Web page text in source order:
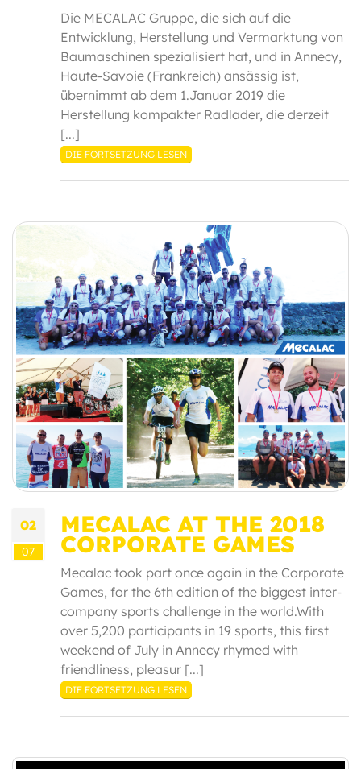
Die MECALAC Gruppe, die sich auf die
Entwicklung, Herstellung und Vermarktung von
Baumaschinen spezialisiert hat, und in Annecy,
Haute-Savoie (Frankreich) ansässig ist,
übernimmt ab dem 1.Januar 2019 die
Herstellung kompakter Radlader, die derzeit
[...]
DIE FORTSETZUNG LESEN
02
07
MECALAC AT THE 2018
CORPORATE GAMES
Mecalac took part once again in the Corporate
Games, for the 6th edition of the biggest inter-
company sports challenge in the world.With
over 5,200 participants in 19 sports, this first
weekend of July in Annecy rhymed with
friendliness, pleasur [...]
DIE FORTSETZUNG LESEN